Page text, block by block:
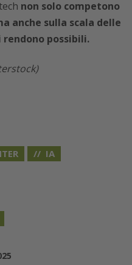
non solo competono
anche sulla scala delle
possibili.
IA